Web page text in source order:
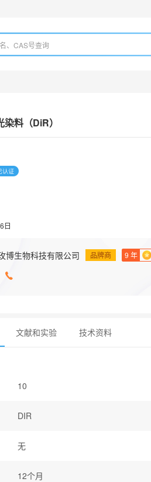
料（DiR）
日
博生物科技有限公司 品牌商 9 年
文献和实验 技术资料
10
DIR
无
12个月